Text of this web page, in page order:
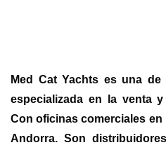
Med Cat Yachts es una
especializada en la venta
Con oficinas comerciales
Andorra. Son